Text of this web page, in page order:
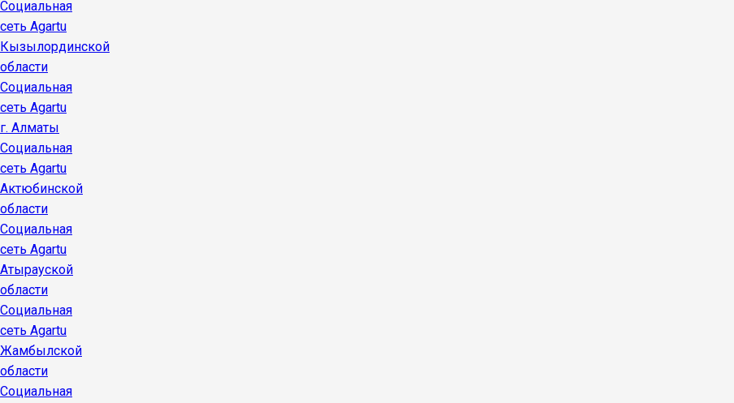
Социальная
сеть Agartu
Кызылординской
области
Социальная
сеть Agartu
г. Алматы
Социальная
сеть Agartu
Актюбинской
области
Социальная
сеть Agartu
Атырауской
области
Социальная
сеть Agartu
Жамбылской
области
Социальная